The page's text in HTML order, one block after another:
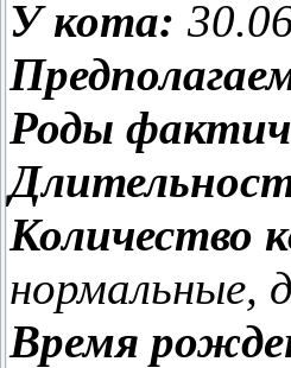
У кота:
Роды
Количество
нормальные,
Время